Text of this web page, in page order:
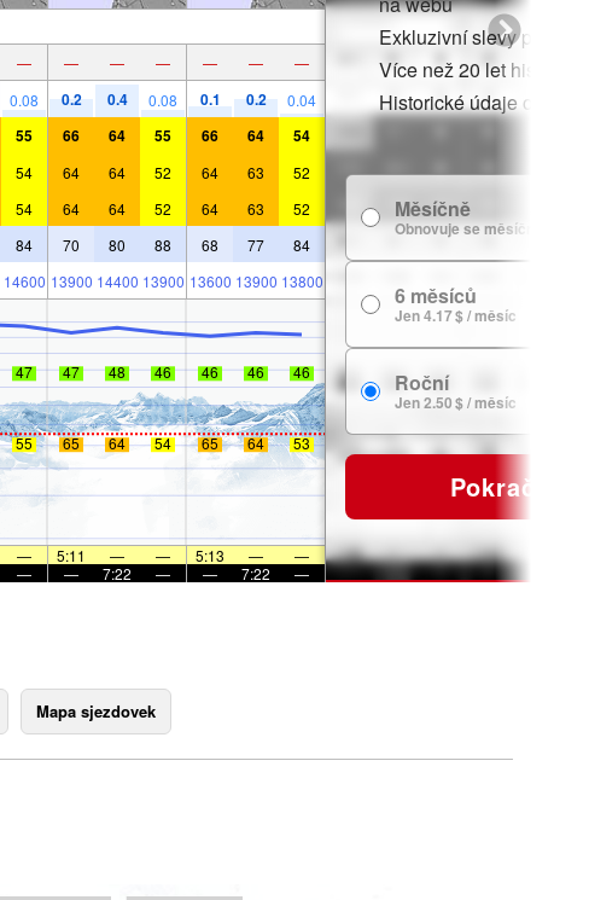
— — — — — — —
0.08 0.2 0.4 0.08 0.1 0.2 0.04
55 66 64 55 66 64 54
54 64 64 52 64 63 52
54 64 64 52 64 63 52
84 70 80 88 68 77 84
14600 13900 14400 13900 13600 13900 13800
47 47 48 46 46 46 46
55 65 64 54 65 64 53
— 5:11 — — 5:13 —
—
— — 7:22 — — 7:22 —
Exkluzivní slevy pro
Více než 20 let historie
Historické údaje o
Měsíčně
Obnovuje se měsíčně
6 měsíců
Jen 4.17 $ / měsíc
Roční
Jen 2.50 $ / měsíc
Pokračovat
Mapa sjezdovek